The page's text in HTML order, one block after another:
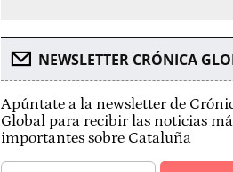
NEWSLETTER CRÓNICA
Apúntate a la newsletter de
Global para recibir las noticias
importantes sobre Cataluña